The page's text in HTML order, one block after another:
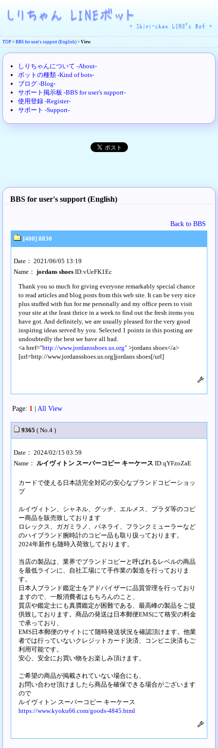
TOP > BBS for user's support (English) > View
しりちゃんについて -About-
ボットの種類 -Kind of bots-
ブログ -Blog-
サポート掲示板 -BBS for user's support-
使用登録 -Register-
サポート -Support-
BBS for user's support (English)
Back to BBS
[400] 8830
Date： 2021/06/05 13:19
Name： jordans shoes ID:vUeFK1Ec
Thank you so much for giving everyone remarkably special chance
to read articles and blog posts from this web site. It can be very nice
plus stuffed with fun for me personally and my office peers to visit
your site at the least thrice in a week to find out the fresh items you
have got. And definitely, we are usually pleased for the very good
inspiring ideas served by you. Selected 1 points in this posting are
undoubtedly the best we have all had.
<a href="http://www.jordansshoes.us.org" >jordans shoes</a>
[url=http://www.jordansshoes.us.org]jordans shoes[/url]
Page: 1 | All View
9365 ( No.4 )
Date： 2024/02/15 03:59
Name： ルイヴィトン スーパーコピー キーケース ID:qYFzoZaE
カードで使える日本語完全対応の安心なブランドコピーショッ
プ
ルイヴィトン、シャネル、グッチ、エルメス、プラダ等のコピ
ー商品を販売致しております
ロレックス、ガガミラノ、パネライ、フランクミューラーなど
のハイブランド腕時計のコピー品も取り扱っております。
2024年新作も随時入荷致しております。
当店の製品は、業界でブランドコピーと呼ばれるレベルの商品
を最低ラインに、自社工場にて手作業の製造を行っておりま
す。
日本人ブランド鑑定士をアドバイザーに品質管理を行っており
ますので、一般消費者はもちろんのこと、
質店や鑑定士にも真贋鑑定が困難である、最高峰の製品をご提
供致しております。商品の発送は日本郵便EMSにて格安の料金
で承っており、
EMS日本郵便のサイトにて随時発送状況を確認頂けます。他業
者では行っていないクレジットカード決済、コンビニ決済もご
利用可能です。
安心、安全にお買い物をお楽しみ頂けます。
ご希望の商品が掲載されていない場合にも、
お問い合わせ頂けましたら商品を確保できる場合がございます
ので
ルイヴィトン スーパーコピー キーケース
https://www.kyoku66.com/goods-4845.html